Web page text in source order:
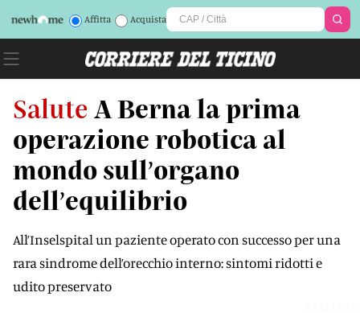
Affitta Acquista
Salute A Berna la prima
operazione robotica al
mondo sull’organo
dell’equilibrio
All’Inselspital un paziente operato con successo per una
rara sindrome dell’orecchio interno: sintomi ridotti e
udito preservato